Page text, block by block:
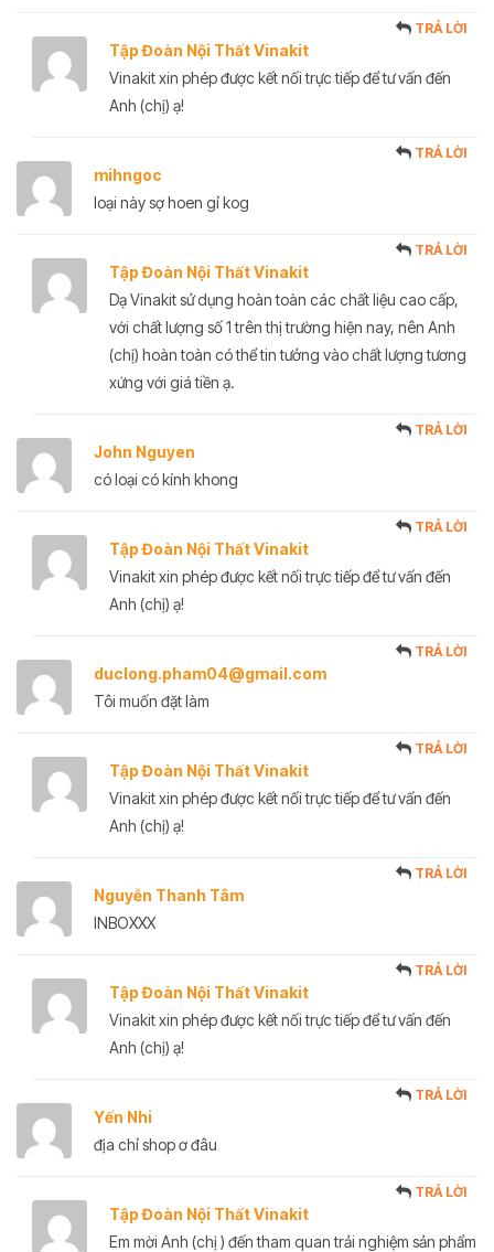
Tập Đoàn Nội Thất Vinakit
TRẢ LỜI
Vinakit xin phép được kết nối trực tiếp để tư vấn đến
Anh (chị) ạ!
mihngoc
TRẢ LỜI
loại này sợ hoen gỉ kog
Tập Đoàn Nội Thất Vinakit
TRẢ LỜI
Dạ Vinakit sử dụng hoàn toàn các chất liệu cao cấp,
với chất lượng số 1 trên thị trường hiện nay, nên Anh
(chị) hoàn toàn có thể tin tưởng vào chất lượng tương
xứng với giá tiền ạ.
John Nguyen
TRẢ LỜI
có loại có kính khong
Tập Đoàn Nội Thất Vinakit
TRẢ LỜI
Vinakit xin phép được kết nối trực tiếp để tư vấn đến
Anh (chị) ạ!
duclong.pham04@gmail.com
TRẢ LỜI
Tôi muốn đặt làm
Tập Đoàn Nội Thất Vinakit
TRẢ LỜI
Vinakit xin phép được kết nối trực tiếp để tư vấn đến
Anh (chị) ạ!
Nguyễn Thanh Tâm
TRẢ LỜI
INBOXXX
Tập Đoàn Nội Thất Vinakit
TRẢ LỜI
Vinakit xin phép được kết nối trực tiếp để tư vấn đến
Anh (chị) ạ!
Yến Nhi
TRẢ LỜI
địa chỉ shop ơ đâu
Tập Đoàn Nội Thất Vinakit
TRẢ LỜI
Em mời Anh (chị ) đến tham quan trải nghiệm sản phẩm